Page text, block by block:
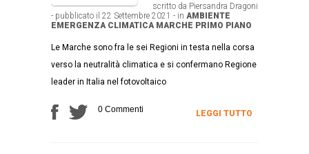
scritto da Piersandra Dragoni
- pubblicato il 22 Settembre 2021 - in AMBIENTE
EMERGENZA CLIMATICA MARCHE PRIMO PIANO
Le Marche sono fra le sei Regioni in testa nella corsa
verso la neutralità climatica e si confermano Regione
leader in Italia nel fotovoltaico
0 Commenti LEGGI TUTTO